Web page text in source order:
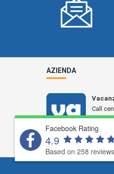
AZIENDA
Call
N° L
Facebook Rating
4.9
Based on 258 reviews